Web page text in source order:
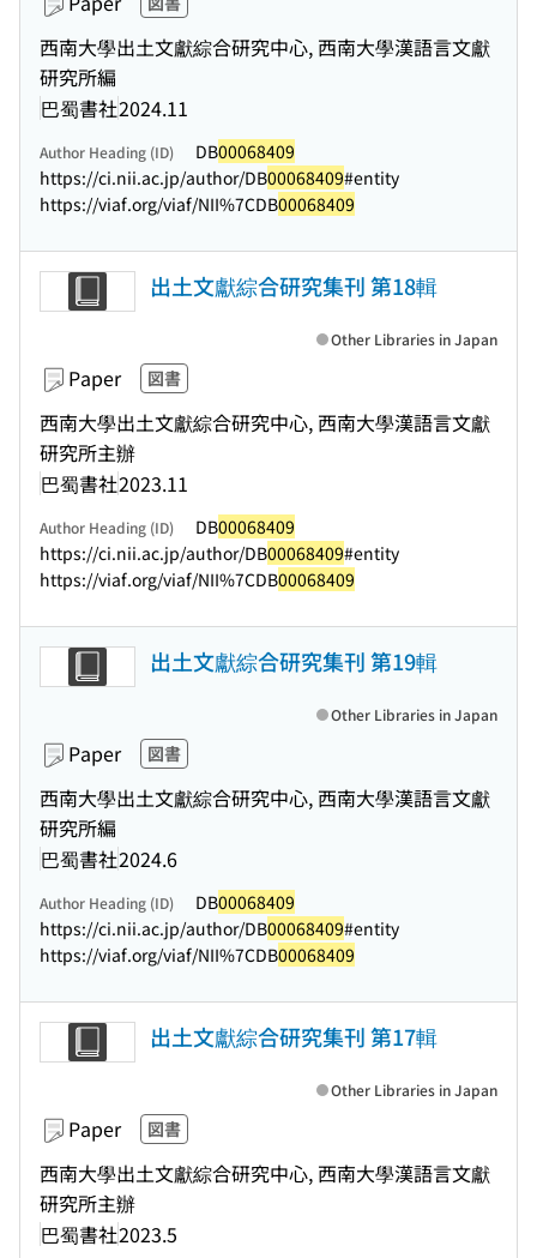
西南大學出土文獻綜合研究中心, 西南大學漢語言文獻
研究所編
巴蜀書社2024.11
Author Heading (ID) DB00068409
https://ci.nii.ac.jp/author/DB00068409#entity
https://viaf.org/viaf/NII%7CDB00068409
出土文獻綜合研究集刊 第18輯
Paper 図書
西南大學出土文獻綜合研究中心, 西南大學漢語言文獻
研究所主辦
巴蜀書社2023.11
Other Libraries in Japan
Author Heading (ID) DB00068409
https://ci.nii.ac.jp/author/DB00068409#entity
https://viaf.org/viaf/NII%7CDB00068409
出土文獻綜合研究集刊 第19輯
Paper 図書
西南大學出土文獻綜合研究中心, 西南大學漢語言文獻
研究所編
巴蜀書社2024.6
Other Libraries in Japan
Author Heading (ID) DB00068409
https://ci.nii.ac.jp/author/DB00068409#entity
https://viaf.org/viaf/NII%7CDB00068409
出土文獻綜合研究集刊 第17輯
Paper 図書
西南大學出土文獻綜合研究中心, 西南大學漢語言文獻
研究所主辦
巴蜀書社2023.5
Other Libraries in Japan